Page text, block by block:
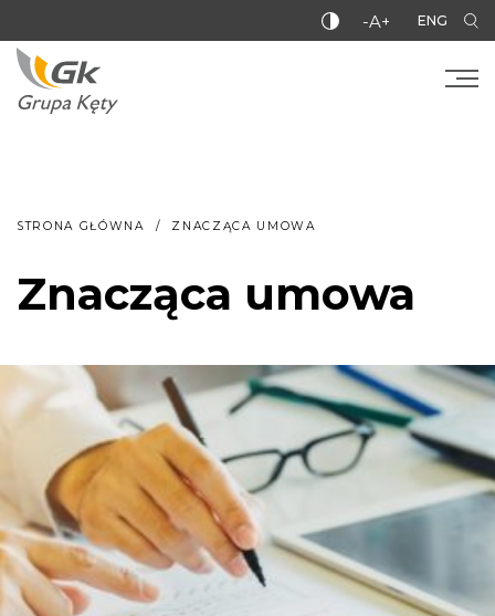
-A+ ENG
STRONA GŁÓWNA ZNACZĄCA UMOWA
Znacząca umowa